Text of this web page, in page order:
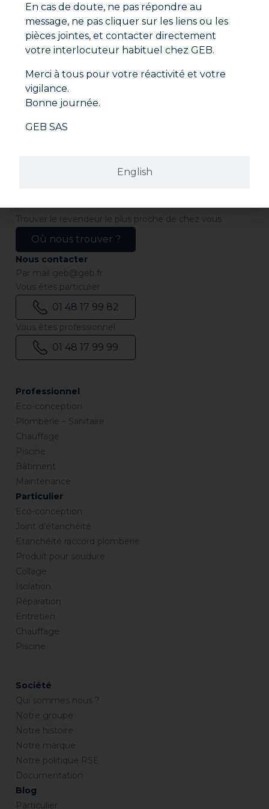
ZI Paris Nord 2
Professionnel
Eco-conception
Plomberie – Sanitaire
Chauffage
Piscine
Bâtiment
Maintenance
Particulier
Eco-conception
Joint d’étanchéité
Etanchéité raccord plomberie
Produit pour soudure
Collage
Isolation
Réparation
Entretien
Chauffage
Piscine
Société
Qui sommes nous ?
Notre groupe
Notre histoire
Notre marque
Notre politique RSE
Documentation
Blog
Particulier
Trouver le revendeur le plus proche de chez vous.
Où nous trouver ?
Nous contacter
Par mail geb@geb.fr
Vous êtes particulier
01 48 17 99 82
Vous êtes professionnel
01 48 17 99 99
English
En cas de doute, ne pas répondre au
message, ne pas cliquer sur les liens ou les
pièces jointes, et contacter directement
votre interlocuteur habituel chez GEB.
Merci à tous pour votre réactivité et votre
vigilance.
Bonne journée.
GEB SAS